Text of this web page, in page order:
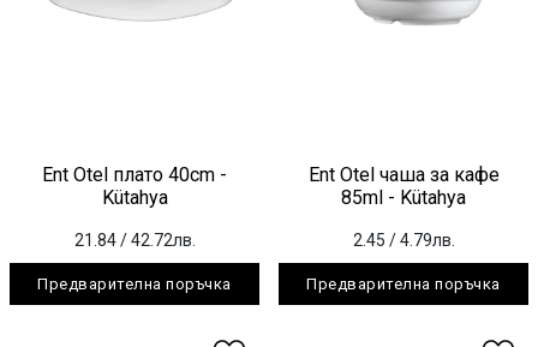
Ent Otel плато 40cm -
Kütahya
21.84 / 42.72лв.
Предварителна поръчка
Ent Otel чаша за кафе
85ml - Kütahya
2.45 / 4.79лв.
Предварителна поръчка